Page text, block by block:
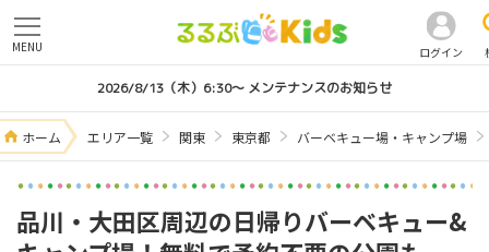
ログイン
MENU
2026/8/13（木）6:30～ メンテナンスのお知らせ
ホーム エリア一覧 関東 東京都 バーベキュー場・キャンプ場
品川・大田区周辺の日帰りバーベキュー&